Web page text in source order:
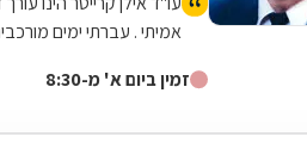
אמיתי . עברתי ימים
תמיד גם בשעות לא
זמין ביום א' מ-8:30